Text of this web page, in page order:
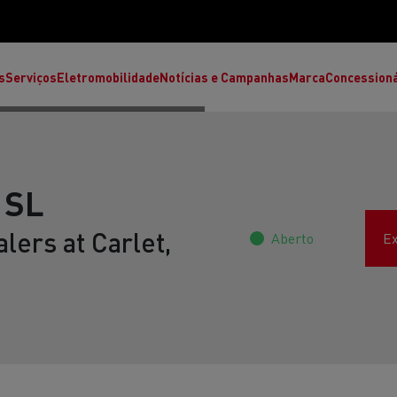
ServiçosEletromobilidadeNotícias e CampanhasMarca
at Carlet,
Aberto